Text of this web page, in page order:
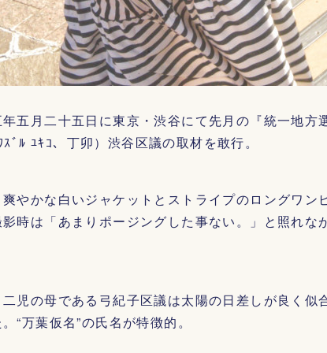
五月二十五日に東京・渋谷にて先月の『統一地方
ﾞﾙ ﾕｷｺ、丁卯）渋谷区議の取材を敢行。
やかな白いジャケットとストライプのロングワン
時は「あまりポージングした事ない。」と照れな
児の母である弓紀子区議は太陽の日差しが良く似
“万葉仮名”の氏名が特徴的。